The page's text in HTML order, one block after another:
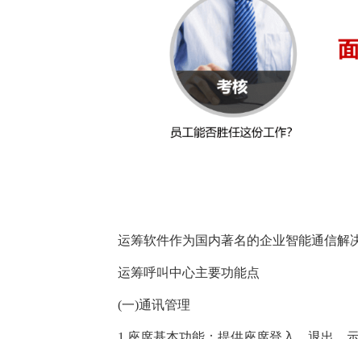
运筹软件作为国内著名的企业智能通信
运筹呼叫中心主要功能点
(一)通讯管理